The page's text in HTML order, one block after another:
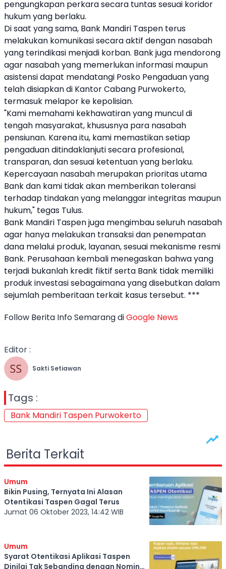
pengungkapan perkara secara tuntas sesuai koridor
hukum yang berlaku.
Di saat yang sama, Bank Mandiri Taspen terus
melakukan komunikasi secara aktif dengan nasabah
yang terindikasi menjadi korban. Bank juga mendorong
agar nasabah yang memerlukan informasi maupun
asistensi dapat mendatangi Posko Pengaduan yang
telah disiapkan di Kantor Cabang Purwokerto,
termasuk melapor ke kepolisian.
"Kami memahami kekhawatiran yang muncul di
tengah masyarakat, khususnya para nasabah
pensiunan. Karena itu, kami memastikan setiap
pengaduan ditindaklanjuti secara profesional,
transparan, dan sesuai ketentuan yang berlaku.
Kepercayaan nasabah merupakan prioritas utama
Bank dan kami tidak akan memberikan toleransi
terhadap tindakan yang melanggar integritas maupun
hukum," tegas Tulus.
Bank Mandiri Taspen juga mengimbau seluruh nasabah
agar hanya melakukan transaksi dan penempatan
dana melalui produk, layanan, sesuai mekanisme resmi
Bank. Perusahaan kembali menegaskan bahwa yang
terjadi bukanlah kredit fiktif serta Bank tidak memiliki
produk investasi sebagaimana yang disebutkan dalam
sejumlah pemberitaan terkait kasus tersebut. ***
Follow Berita Info Semarang diGoogle News
Editor :
Sakti Setiawan
Tags :
Bank Mandiri Taspen Purwokerto
Berita Terkait
Umum
Bikin Pusing, Ternyata Ini Alasan
Otentikasi Taspen Gagal Terus
Jumat 06 Oktober 2023, 14:42 WIB
Umum
Syarat Otentikasi Aplikasi Taspen
Dinilai Tak Sebanding dengan Nominal